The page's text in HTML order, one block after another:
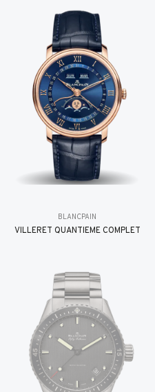
BLANCPAIN
VILLERET QUANTIÈME COMPLET